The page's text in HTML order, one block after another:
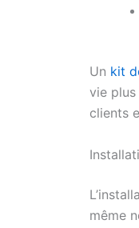
Un kit
vie
clients
même